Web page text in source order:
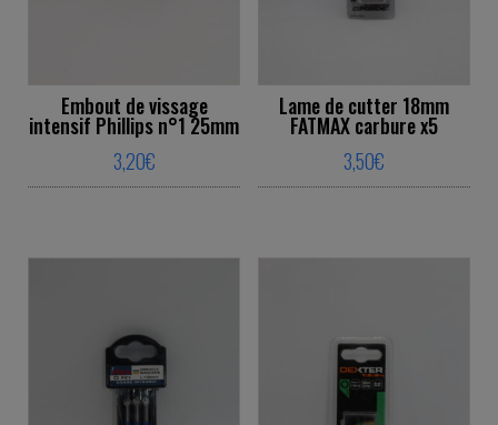
Embout de vissage
intensif Phillips n°1 25mm
3,20€
Lame de cutter 18mm
FATMAX carbure x5
3,50€